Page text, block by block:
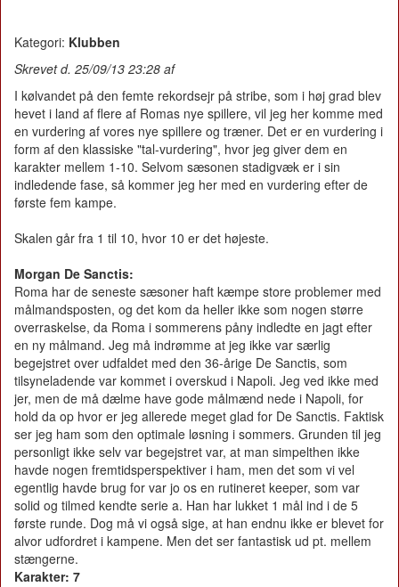
Kategori: Klubben
Skrevet d. 25/09/13 23:28 af
I kølvandet på den femte rekordsejr på stribe, som i høj grad blev
hevet i land af flere af Romas nye spillere, vil jeg her komme med
en vurdering af vores nye spillere og træner. Det er en vurdering i
form af den klassiske "tal-vurdering", hvor jeg giver dem en
karakter mellem 1-10. Selvom sæsonen stadigvæk er i sin
indledende fase, så kommer jeg her med en vurdering efter de
første fem kampe.
Skalen går fra 1 til 10, hvor 10 er det højeste.
Morgan De Sanctis:
Roma har de seneste sæsoner haft kæmpe store problemer med
målmandsposten, og det kom da heller ikke som nogen større
overraskelse, da Roma i sommerens påny indledte en jagt efter
en ny målmand. Jeg må indrømme at jeg ikke var særlig
begejstret over udfaldet med den 36-årige De Sanctis, som
tilsyneladende var kommet i overskud i Napoli. Jeg ved ikke med
jer, men de må dælme have gode målmænd nede i Napoli, for
hold da op hvor er jeg allerede meget glad for De Sanctis. Faktisk
ser jeg ham som den optimale løsning i sommers. Grunden til jeg
personligt ikke selv var begejstret var, at man simpelthen ikke
havde nogen fremtidsperspektiver i ham, men det som vi vel
egentlig havde brug for var jo os en rutineret keeper, som var
solid og tilmed kendte serie a. Han har lukket 1 mål ind i de 5
første runde. Dog må vi også sige, at han endnu ikke er blevet for
alvor udfordret i kampene. Men det ser fantastisk ud pt. mellem
stængerne.
Karakter: 7